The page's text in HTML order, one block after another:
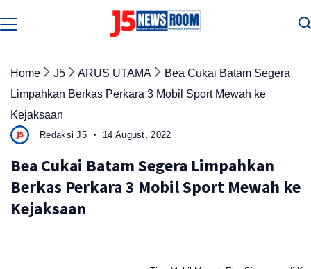
to
Home J5 ARUS UTAMA
Bea Cukai Batam Segera
Limpahkan Berkas Perkara 3 Mobil Sport Mewah ke
Kejaksaan
Redaksi J5 14 August, 2022
Bea Cukai Batam Segera Limpahkan
Berkas Perkara 3 Mobil Sport Mewah ke
Kejaksaan